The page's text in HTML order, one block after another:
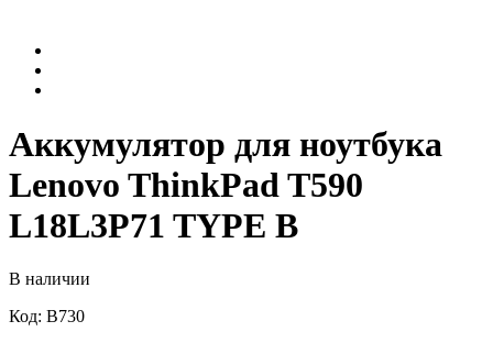
Аккумулятор для ноутбука
Lenovo ThinkPad T590
L18L3P71 TYPE B
В наличии
Код: B730